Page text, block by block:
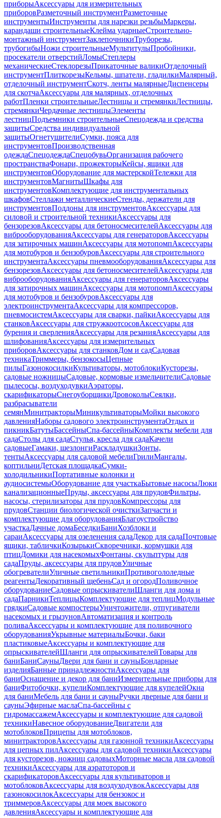
приборыАксессуары для измерительных
приборовРазметочный инструментРазметочные
инструментыИнструменты для нарезки резьбыМаркеры,
карандаши строительныеКлейма ударныеСтроительно-
монтажный инструментЗаклепочникиТруборезы,
трубогибыНожи строительныеМультитулыПробойники,
просекатели отверстийЛомыСтеплеры
механическиеСтеклорезыПрикаточные валикиОтделочный
инструментПлиткорезыКельмы, шпатели, гладилкиМалярный,
отделочный инструментСкотч, ленты малярныеДиспенсеры
для скотчаАксессуары для малярных, отделочных
работПленки строительныеЛестницы и стремянкиЛестницы,
стремянкиЧердачные лестницыЭлементы
лестницПодъемники строительныеСпецодежда и средства
защитыСредства индивидуальной
защитыОгнетушителиСумки, пояса для
инструментовПроизводственная
одеждаСпецодеждаСпецобувьОрганизация рабочего
пространстваФонари, прожекторыКейсы, ящики для
инструментовОборудование для мастерскойТележки для
инструментовМагнитыШкафы для
инструментовКомплектующие для инструментальных
шкафовСтеллажи металлическиеСтенды, держатели для
инструментовПоддоны для инструментовАксессуары для
силовой и строительной техникиАксессуары для
бензорезовАксессуары для бетоносмесителейАксессуары для
виброоборудованияАксессуары для генераторовАксессуары
для затирочных машинАксессуары для мотопомпАксессуары
для мотобуров и бензобуровАксессуары для строительного
инструментаАксессуары пневмооборудованияАксессуары для
бензорезовАксессуары для бетоносмесителейАксессуары для
виброоборудованияАксессуары для генераторовАксессуары
для затирочных машинАксессуары для мотопомпАксессуары
для мотобуров и бензобуровАксессуары для
электроинструментаАксессуары для компрессоров,
пневмосистемАксессуары для сварки, пайкиАксессуары для
станковАксессуары для стружкоотсосовАксессуары для
бурения и сверленияАксессуары для резанияАксессуары для
шлифованияАксессуары для измерительных
приборовАксессуары для станковДом и садСадовая
техникаТриммеры, бензокосыЦепные
пилыГазонокосилкиКультиваторы, мотоблокиКусторезы,
садовые ножницыСадовые, кормовые измельчителиСадовые
пылесосы, воздуходувкиАэраторы,
скарификаторыСнегоуборщикиДровоколыСеялки,
разбрасыватели
семянМинитракторыМиникультиваторыМойки высокого
давленияНаборы садового электроинструментаОтдых и
пикникБатутыБассейныСпа-бассейныКомплекты мебели для
садаСтолы для садаСтулья, кресла для садаКачели
садовыеГамаки, шезлонгиРаскладушкиЗонты,
тентыАксессуары для садовой мебелиГрилиМангалы,
коптильниДетская площадкаСумки-
холодильникиПортативные колонки и
аудиосистемыОборудование для участкаБытовые насосыЛюки
канализационныеПруды, аксессуары для прудовФильтры,
насосы, стерилизаторы для прудовКомпрессоры для
прудовСтанции биологической очисткиЗапчасти и
комплектующие для оборудованияБлагоустройство
участкаДачные домаБеседкиБаниХозблоки и
сараиАксессуары для озеленения садаДекор для садаПочтовые
ящики, табличкиКозырькиСкворечники, кормушки для
птицДомики для насекомыхФонтаны, скульптуры для
садаПруды, аксессуары для прудовУличные
обогревателиУличные светильникиПротивогололедные
реагентыДекоративный щебеньСад и огородПоливочное
оборудованиеСадовые опрыскивателиШланги для дома и
садаПарникиТеплицыКомплектующие для теплицМодульные
грядкиСадовые компостерыУничтожители, отпугиватели
насекомых и грызуновАвтоматизация и контроль
поливаАксессуары и комплектующие для поливочного
оборудованияУкрывные материалыБочки, баки
пластиковыеАксессуары и комплектующие для
опрыскивателейШланги для опрыскивателейТовары для
баниБаниСауныДвери для бани и сауныБондарные
изделияБанные принадлежностиАксессуары для
баниОснащение и декор для баниИзмерительные приборы для
баниФитобочки, купелиКомплектующие для купелейОкна
для баниМебель для бани и сауныРучки дверные для бани и
сауныЭфирные маслаСпа-бассейны с
гидромассажемАксессуары и комплектующие для садовой
техникиНавесное оборудованиеДвигатели для
мотоблоковПрицепы для мотоблоков,
минитракторовАксессуары для газонной техникиАксессуары
для цепных пилАксессуары для садовой техникиАксессуары
для кусторезов, ножниц садовыхМоторные масла для садовой
техникиАксессуары для аэратоторов и
скарификаторовАксессуары для культиваторов и
мотоблоковАксессуары для воздуходувокАксессуары для
газонокосилокАксессуары для бензокос и
триммеровАксессуары для моек высокого
давленияАксессуары и комплектующие для